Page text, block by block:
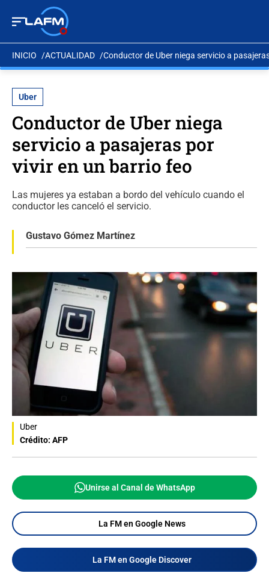
INICIO ACTUALIDAD Conductor de Uber niega servicio a
Uber
Conductor de Uber niega
servicio a pasajeras por
vivir en un barrio feo
Las mujeres ya estaban a bordo del vehículo cuando el
conductor les canceló el servicio.
Gustavo Gómez Martínez
Uber
Crédito: AFP
Unirse al Canal de WhatsApp
La FM en Google News
La FM en Google Discover